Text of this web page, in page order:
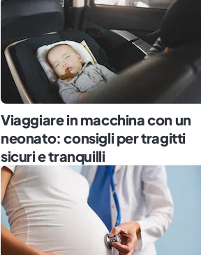
Viaggiare in macchina con un
neonato: consigli per tragitti
sicuri e tranquilli